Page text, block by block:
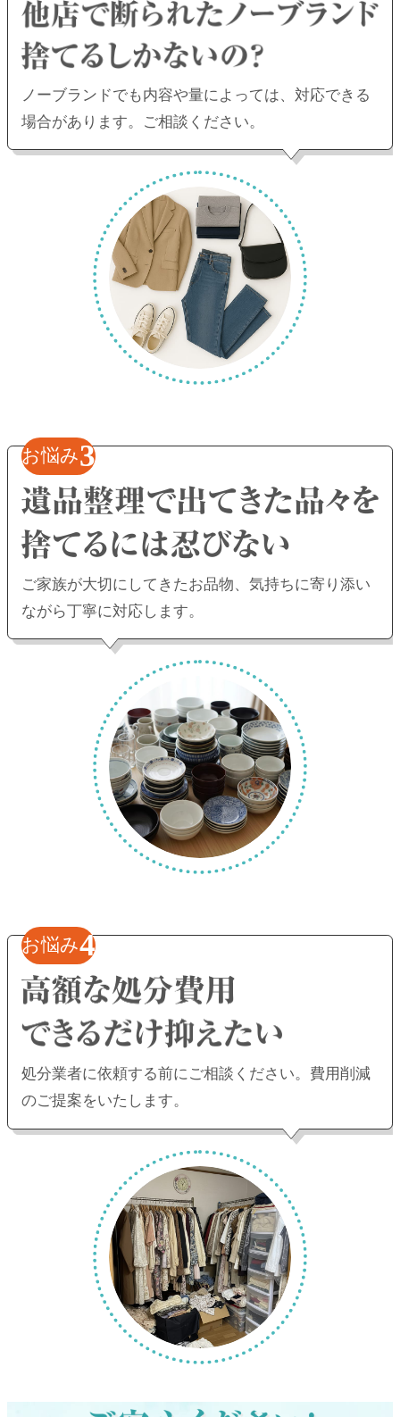
ノーブランドでも内容や量によっては、対応できる
場合があります。ご相談ください。
お悩み3
ご家族が大切にしてきたお品物、気持ちに寄り添い
ながら丁寧に対応します。
お悩み4
処分業者に依頼する前にご相談ください。 費用削減
のご提案をいたします。